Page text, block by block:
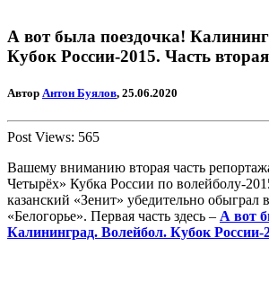
А вот была поездочка!
Кубок России-2015. Часть
Автор Антон Буялов, 25.06.2020
Post Views: 565
Вашему вниманию вторая часть
Четырёх» Кубка России по волейболу-
казанский «Зенит» убедительно обыграл
«Белогорье». Первая часть здесь – А вот
Калининград. Волейбол. Кубок России-